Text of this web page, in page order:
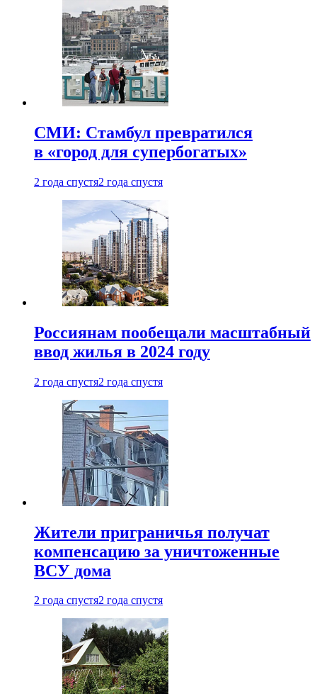
СМИ: Стамбул превратился
в «город для супербогатых»
2 года спустя2 года спустя
Россиянам пообещали масштабный
ввод жилья в 2024 году
2 года спустя2 года спустя
Жители приграничья получат
компенсацию за уничтоженные
ВСУ дома
2 года спустя2 года спустя